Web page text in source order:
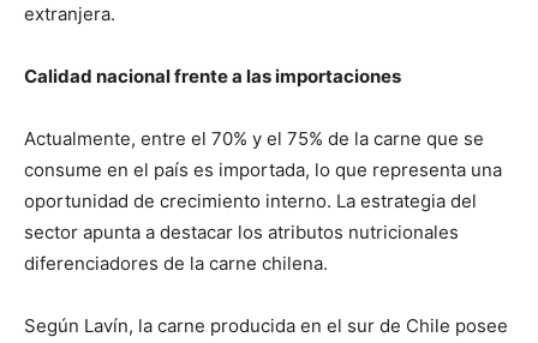
extranjera.
Calidad nacional frente a las importaciones
Actualmente, entre el 70% y el 75% de la carne que se
consume en el país es importada, lo que representa una
oportunidad de crecimiento interno. La estrategia del
sector apunta a destacar los atributos nutricionales
diferenciadores de la carne chilena.
Según Lavín, la carne producida en el sur de Chile posee